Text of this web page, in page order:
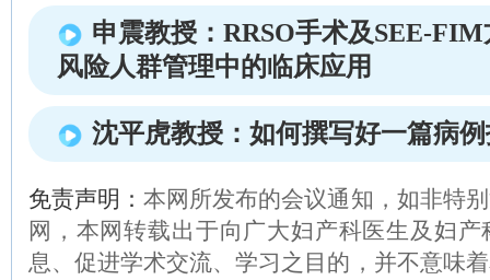
申震教授：RRSO手术及SEE-
风险人群管理中的临床应用
沈平虎教授：如何撰写好一篇病
免责声明：本网所发布的会议通知，如非特
网，本网转载出于向广大妇产科医生及妇
息、促进学术交流、学习之目的，并不意味